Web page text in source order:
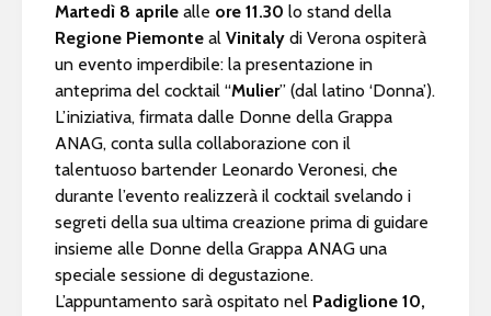
Martedì 8 aprile alle ore 11.30 lo stand della
Regione Piemonte al Vinitaly di Verona ospiterà
un evento imperdibile: la presentazione in
anteprima del cocktail “Mulier” (dal latino ‘Donna’).
L’iniziativa, firmata dalle Donne della Grappa
ANAG, conta sulla collaborazione con il
talentuoso bartender Leonardo Veronesi, che
durante l’evento realizzerà il cocktail svelando i
segreti della sua ultima creazione prima di guidare
insieme alle Donne della Grappa ANAG una
speciale sessione di degustazione.
L’appuntamento sarà ospitato nel Padiglione 10,